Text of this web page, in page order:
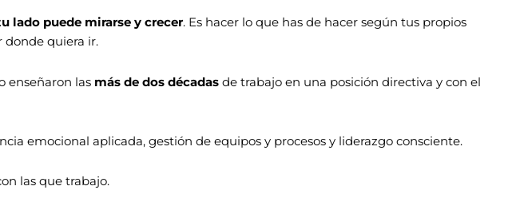
lado puede mirarse y crecer. Es hacer lo que has de hacer según tus propios
donde quiera ir.
enseñaron las más de dos décadas de trabajo en una posición directiva y con el
emocional aplicada, gestión de equipos y procesos y liderazgo consciente.
las que trabajo.